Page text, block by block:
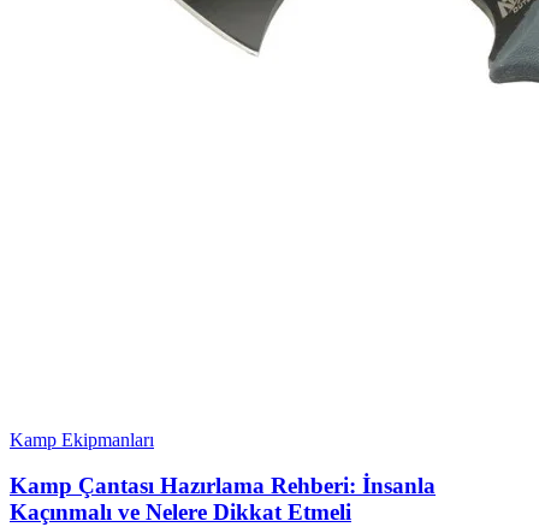
Kamp Ekipmanları
Kamp Çantası Hazırlama Rehberi: İnsanla
Kaçınmalı ve Nelere Dikkat Etmeli